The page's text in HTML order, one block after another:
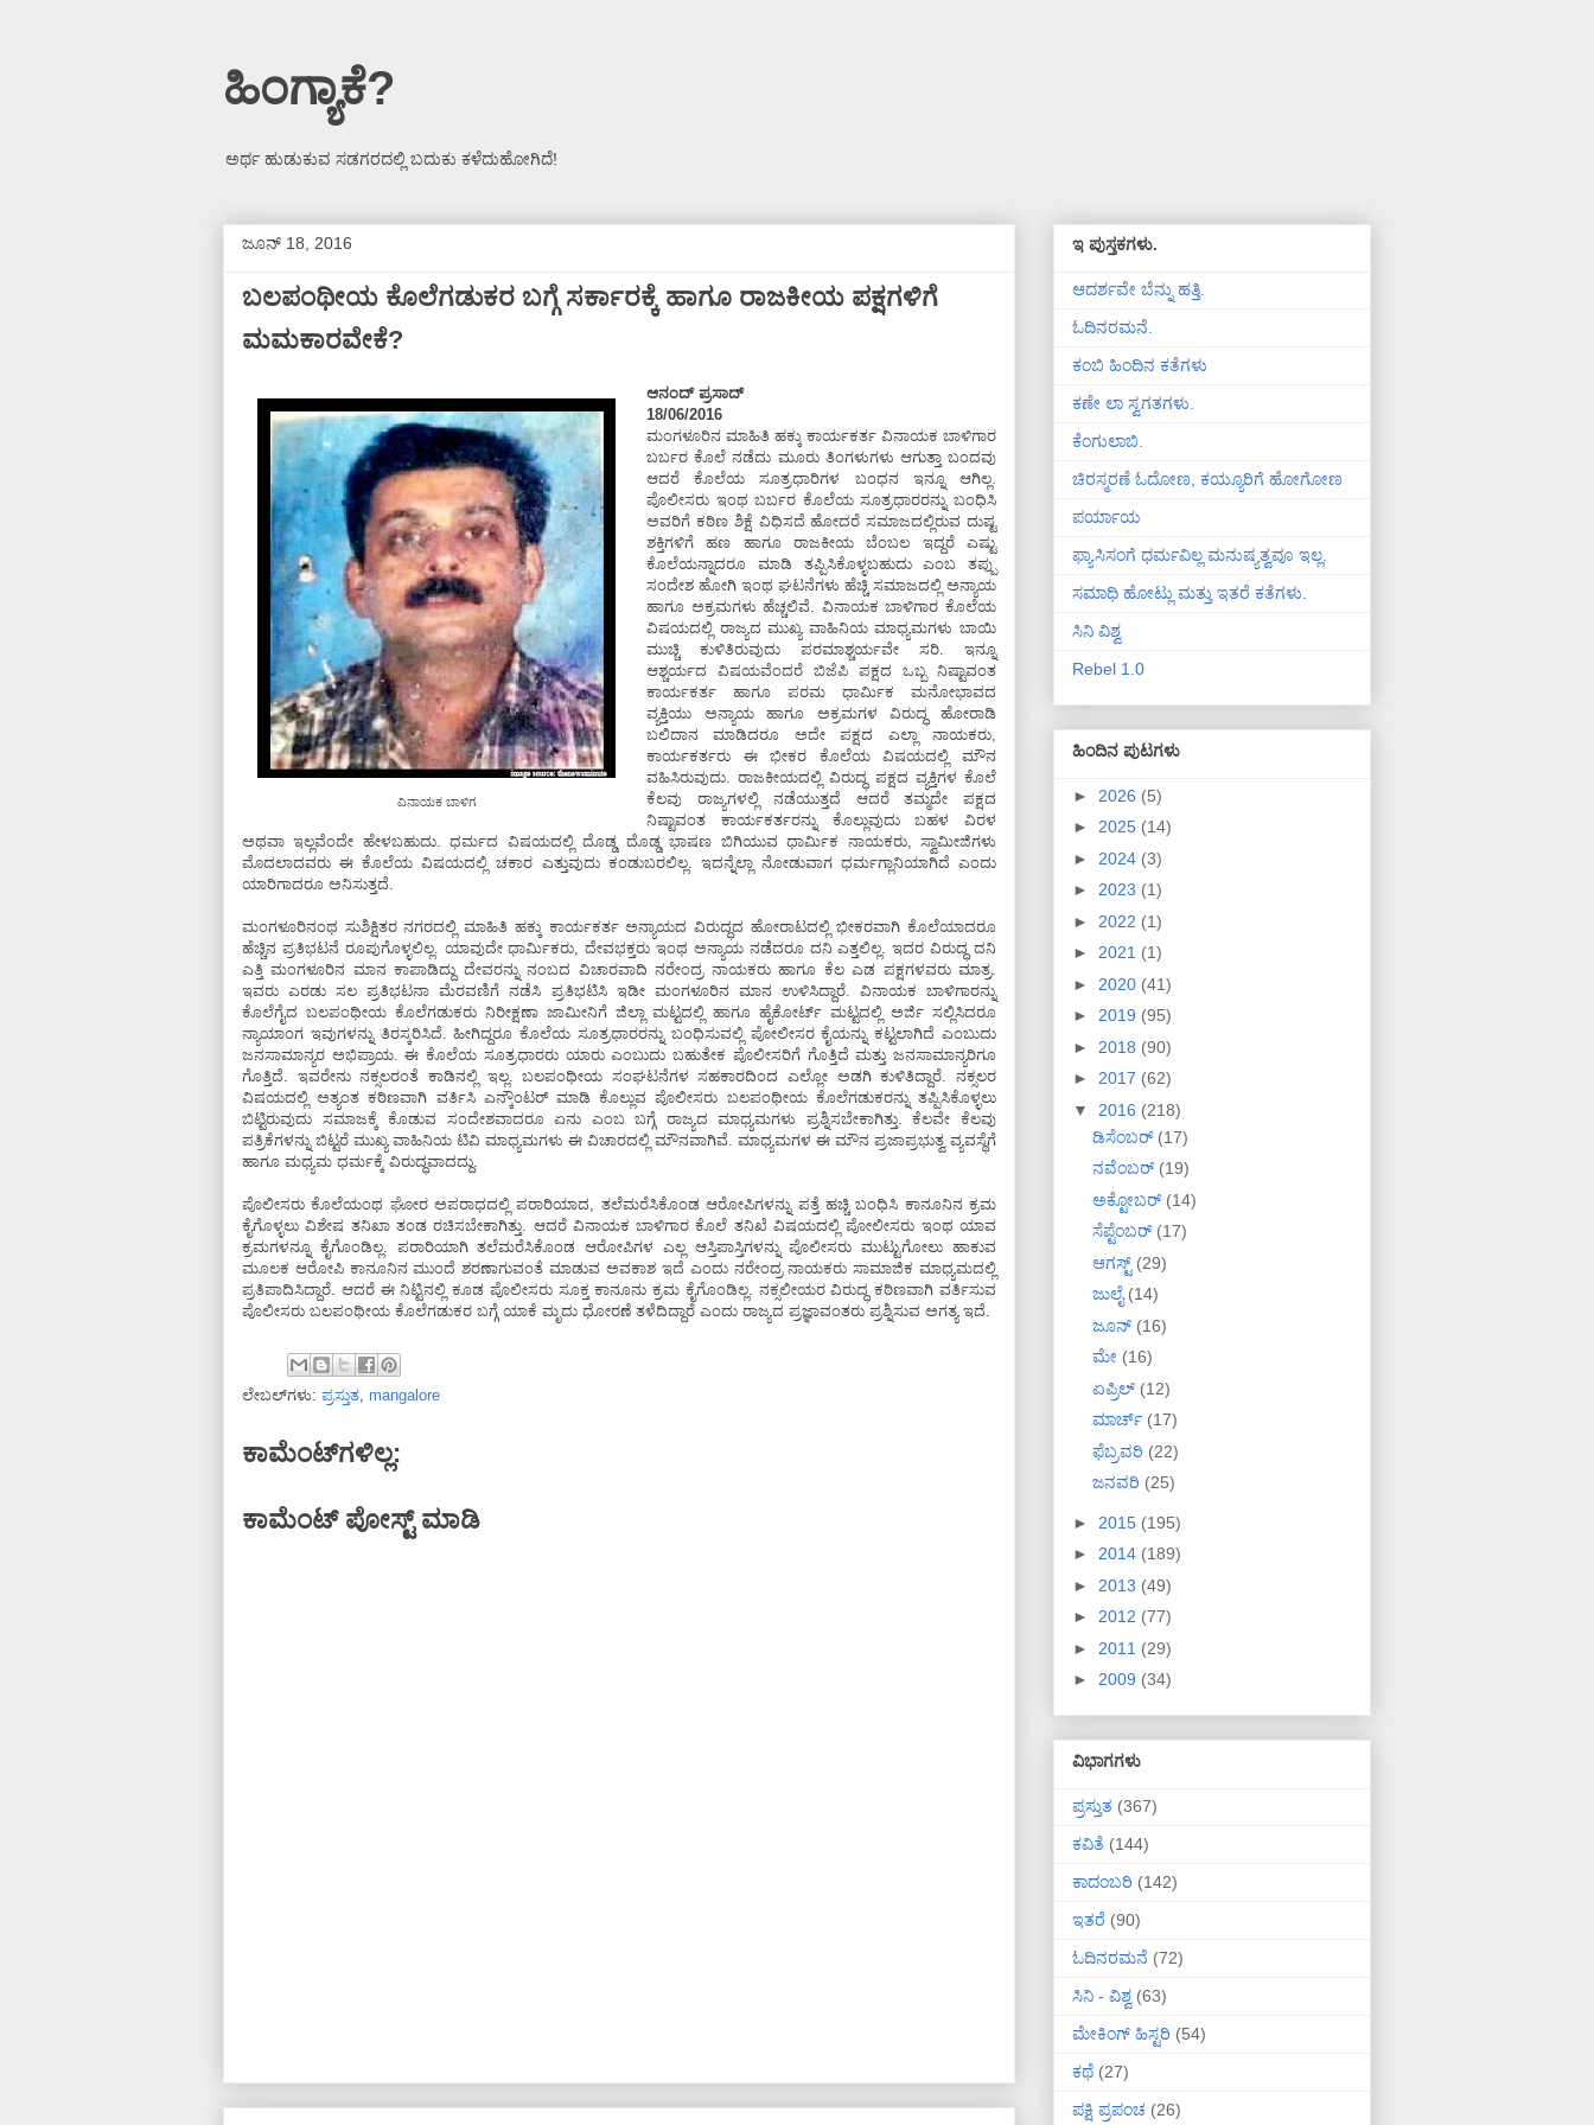
ಹಿಂಗ್ಯಾಕೆ?
ಅರ್ಥ ಹುಡುಕುವ ಸಡಗರದಲ್ಲಿ ಬದುಕು ಕಳೆದುಹೋಗಿದೆ!
ಜೂನ್ 18, 2016
ಬಲಪಂಥೀಯ ಕೊಲೆಗಡುಕರ ಬಗ್ಗೆ ಸರ್ಕಾರಕ್ಕೆ ಹಾಗೂ ರಾಜಕೀಯ ಪಕ್ಷಗಳಿಗೆ
ಮಮಕಾರವೇಕೆ?
ವಿನಾಯಕ ಬಾಳಿಗ
ಆನಂದ್ ಪ್ರಸಾದ್
18/06/2016
ಮಂಗಳೂರಿನ ಮಾಹಿತಿ ಹಕ್ಕು ಕಾರ್ಯಕರ್ತ ವಿನಾಯಕ ಬಾಳಿಗಾರ
ಬರ್ಬರ ಕೊಲೆ ನಡೆದು ಮೂರು ತಿಂಗಳುಗಳು ಆಗುತ್ತಾ ಬಂದವು
ಆದರೆ ಕೊಲೆಯ ಸೂತ್ರಧಾರಿಗಳ ಬಂಧನ ಇನ್ನೂ ಆಗಿಲ್ಲ.
ಪೊಲೀಸರು ಇಂಥ ಬರ್ಬರ ಕೊಲೆಯ ಸೂತ್ರಧಾರರನ್ನು ಬಂಧಿಸಿ
ಅವರಿಗೆ ಕಠಿಣ ಶಿಕ್ಷೆ ವಿಧಿಸದೆ ಹೋದರೆ ಸಮಾಜದಲ್ಲಿರುವ ದುಷ್ಟ
ಶಕ್ತಿಗಳಿಗೆ ಹಣ ಹಾಗೂ ರಾಜಕೀಯ ಬೆಂಬಲ ಇದ್ದರೆ ಎಷ್ಟು
ಕೊಲೆಯನ್ನಾದರೂ ಮಾಡಿ ತಪ್ಪಿಸಿಕೊಳ್ಳಬಹುದು ಎಂಬ ತಪ್ಪು
ಸಂದೇಶ ಹೋಗಿ ಇಂಥ ಘಟನೆಗಳು ಹೆಚ್ಚಿ ಸಮಾಜದಲ್ಲಿ ಅನ್ಯಾಯ
ಹಾಗೂ ಅಕ್ರಮಗಳು ಹೆಚ್ಚಲಿವೆ. ವಿನಾಯಕ ಬಾಳಿಗಾರ ಕೊಲೆಯ
ವಿಷಯದಲ್ಲಿ ರಾಜ್ಯದ ಮುಖ್ಯ ವಾಹಿನಿಯ ಮಾಧ್ಯಮಗಳು ಬಾಯಿ
ಮುಚ್ಚಿ ಕುಳಿತಿರುವುದು ಪರಮಾಶ್ಚರ್ಯವೇ ಸರಿ. ಇನ್ನೂ
ಆಶ್ಚರ್ಯದ ವಿಷಯವೆಂದರೆ ಬಿಜೆಪಿ ಪಕ್ಷದ ಒಬ್ಬ ನಿಷ್ಟಾವಂತ
ಕಾರ್ಯಕರ್ತ ಹಾಗೂ ಪರಮ ಧಾರ್ಮಿಕ ಮನೋಭಾವದ
ವ್ಯಕ್ತಿಯು ಅನ್ಯಾಯ ಹಾಗೂ ಅಕ್ರಮಗಳ ವಿರುದ್ಧ ಹೋರಾಡಿ
ಬಲಿದಾನ ಮಾಡಿದರೂ ಅದೇ ಪಕ್ಷದ ಎಲ್ಲಾ ನಾಯಕರು,
ಕಾರ್ಯಕರ್ತರು ಈ ಭೀಕರ ಕೊಲೆಯ ವಿಷಯದಲ್ಲಿ ಮೌನ
ವಹಿಸಿರುವುದು. ರಾಜಕೀಯದಲ್ಲಿ ವಿರುದ್ಧ ಪಕ್ಷದ ವ್ಯಕ್ತಿಗಳ ಕೊಲೆ
ಕೆಲವು ರಾಜ್ಯಗಳಲ್ಲಿ ನಡೆಯುತ್ತದೆ ಆದರೆ ತಮ್ಮದೇ ಪಕ್ಷದ
ನಿಷ್ಟಾವಂತ ಕಾರ್ಯಕರ್ತರನ್ನು ಕೊಲ್ಲುವುದು ಬಹಳ ವಿರಳ
ಅಥವಾ ಇಲ್ಲವೆಂದೇ ಹೇಳಬಹುದು. ಧರ್ಮದ ವಿಷಯದಲ್ಲಿ ದೊಡ್ಡ ದೊಡ್ಡ ಭಾಷಣ ಬಿಗಿಯುವ ಧಾರ್ಮಿಕ ನಾಯಕರು, ಸ್ವಾಮೀಜಿಗಳು
ಮೊದಲಾದವರು ಈ ಕೊಲೆಯ ವಿಷಯದಲ್ಲಿ ಚಕಾರ ಎತ್ತುವುದು ಕಂಡುಬರಲಿಲ್ಲ. ಇದನ್ನೆಲ್ಲಾ ನೋಡುವಾಗ ಧರ್ಮಗ್ಲಾನಿಯಾಗಿದೆ ಎಂದು
ಯಾರಿಗಾದರೂ ಅನಿಸುತ್ತದೆ.
ಮಂಗಳೂರಿನಂಥ ಸುಶಿಕ್ಷಿತರ ನಗರದಲ್ಲಿ ಮಾಹಿತಿ ಹಕ್ಕು ಕಾರ್ಯಕರ್ತ ಅನ್ಯಾಯದ ವಿರುದ್ಧದ ಹೋರಾಟದಲ್ಲಿ ಭೀಕರವಾಗಿ ಕೊಲೆಯಾದರೂ
ಹೆಚ್ಚಿನ ಪ್ರತಿಭಟನೆ ರೂಪುಗೊಳ್ಳಲಿಲ್ಲ. ಯಾವುದೇ ಧಾರ್ಮಿಕರು, ದೇವಭಕ್ತರು ಇಂಥ ಅನ್ಯಾಯ ನಡೆದರೂ ದನಿ ಎತ್ತಲಿಲ್ಲ. ಇದರ ವಿರುದ್ಧ ದನಿ
ಎತ್ತಿ ಮಂಗಳೂರಿನ ಮಾನ ಕಾಪಾಡಿದ್ದು ದೇವರನ್ನು ನಂಬದ ವಿಚಾರವಾದಿ ನರೇಂದ್ರ ನಾಯಕರು ಹಾಗೂ ಕೆಲ ಎಡ ಪಕ್ಷಗಳವರು ಮಾತ್ರ.
ಇವರು ಎರಡು ಸಲ ಪ್ರತಿಭಟನಾ ಮೆರವಣಿಗೆ ನಡೆಸಿ ಪ್ರತಿಭಟಿಸಿ ಇಡೀ ಮಂಗಳೂರಿನ ಮಾನ ಉಳಿಸಿದ್ದಾರೆ. ವಿನಾಯಕ ಬಾಳಿಗಾರನ್ನು
ಕೊಲೆಗೈದ ಬಲಪಂಥೀಯ ಕೊಲೆಗಡುಕರು ನಿರೀಕ್ಷಣಾ ಜಾಮೀನಿಗೆ ಜಿಲ್ಲಾ ಮಟ್ಟದಲ್ಲಿ ಹಾಗೂ ಹೈಕೋರ್ಟ್ ಮಟ್ಟದಲ್ಲಿ ಅರ್ಜಿ ಸಲ್ಲಿಸಿದರೂ
ನ್ಯಾಯಾಂಗ ಇವುಗಳನ್ನು ತಿರಸ್ಕರಿಸಿದೆ. ಹೀಗಿದ್ದರೂ ಕೊಲೆಯ ಸೂತ್ರಧಾರರನ್ನು ಬಂಧಿಸುವಲ್ಲಿ ಪೋಲೀಸರ ಕೈಯನ್ನು ಕಟ್ಟಲಾಗಿದೆ ಎಂಬುದು
ಜನಸಾಮಾನ್ಯರ ಅಭಿಪ್ರಾಯ. ಈ ಕೊಲೆಯ ಸೂತ್ರಧಾರರು ಯಾರು ಎಂಬುದು ಬಹುತೇಕ ಪೊಲೀಸರಿಗೆ ಗೊತ್ತಿದೆ ಮತ್ತು ಜನಸಾಮಾನ್ಯರಿಗೂ
ಗೊತ್ತಿದೆ. ಇವರೇನು ನಕ್ಸಲರಂತೆ ಕಾಡಿನಲ್ಲಿ ಇಲ್ಲ. ಬಲಪಂಥೀಯ ಸಂಘಟನೆಗಳ ಸಹಕಾರದಿಂದ ಎಲ್ಲೋ ಅಡಗಿ ಕುಳಿತಿದ್ದಾರೆ. ನಕ್ಸಲರ
ವಿಷಯದಲ್ಲಿ ಅತ್ಯಂತ ಕಠಿಣವಾಗಿ ವರ್ತಿಸಿ ಎನ್ಕೌಂಟರ್ ಮಾಡಿ ಕೊಲ್ಲುವ ಪೊಲೀಸರು ಬಲಪಂಥೀಯ ಕೊಲೆಗಡುಕರನ್ನು ತಪ್ಪಿಸಿಕೊಳ್ಳಲು
ಬಿಟ್ಟಿರುವುದು ಸಮಾಜಕ್ಕೆ ಕೊಡುವ ಸಂದೇಶವಾದರೂ ಏನು ಎಂಬ ಬಗ್ಗೆ ರಾಜ್ಯದ ಮಾಧ್ಯಮಗಳು ಪ್ರಶ್ನಿಸಬೇಕಾಗಿತ್ತು. ಕೆಲವೇ ಕೆಲವು
ಪತ್ರಿಕೆಗಳನ್ನು ಬಿಟ್ಟರೆ ಮುಖ್ಯ ವಾಹಿನಿಯ ಟಿವಿ ಮಾಧ್ಯಮಗಳು ಈ ವಿಚಾರದಲ್ಲಿ ಮೌನವಾಗಿವೆ. ಮಾಧ್ಯಮಗಳ ಈ ಮೌನ ಪ್ರಜಾಪ್ರಭುತ್ವ ವ್ಯವಸ್ಥೆಗೆ
ಹಾಗೂ ಮಧ್ಯಮ ಧರ್ಮಕ್ಕೆ ವಿರುದ್ಧವಾದದ್ದು.
ಪೊಲೀಸರು ಕೊಲೆಯಂಥ ಘೋರ ಅಪರಾಧದಲ್ಲಿ ಪರಾರಿಯಾದ, ತಲೆಮರೆಸಿಕೊಂಡ ಆರೋಪಿಗಳನ್ನು ಪತ್ತೆ ಹಚ್ಚಿ ಬಂಧಿಸಿ ಕಾನೂನಿನ ಕ್ರಮ
ಕೈಗೊಳ್ಳಲು ವಿಶೇಷ ತನಿಖಾ ತಂಡ ರಚಿಸಬೇಕಾಗಿತ್ತು. ಆದರೆ ವಿನಾಯಕ ಬಾಳಿಗಾರ ಕೊಲೆ ತನಿಖೆ ವಿಷಯದಲ್ಲಿ ಪೋಲೀಸರು ಇಂಥ ಯಾವ
ಕ್ರಮಗಳನ್ನೂ ಕೈಗೊಂಡಿಲ್ಲ. ಪರಾರಿಯಾಗಿ ತಲೆಮರೆಸಿಕೊಂಡ ಆರೋಪಿಗಳ ಎಲ್ಲ ಆಸ್ತಿಪಾಸ್ತಿಗಳನ್ನು ಪೊಲೀಸರು ಮುಟ್ಟುಗೋಲು ಹಾಕುವ
ಮೂಲಕ ಆರೋಪಿ ಕಾನೂನಿನ ಮುಂದೆ ಶರಣಾಗುವಂತೆ ಮಾಡುವ ಅವಕಾಶ ಇದೆ ಎಂದು ನರೇಂದ್ರ ನಾಯಕರು ಸಾಮಾಜಿಕ ಮಾಧ್ಯಮದಲ್ಲಿ
ಪ್ರತಿಪಾದಿಸಿದ್ದಾರೆ. ಆದರೆ ಈ ನಿಟ್ಟಿನಲ್ಲಿ ಕೂಡ ಪೊಲೀಸರು ಸೂಕ್ತ ಕಾನೂನು ಕ್ರಮ ಕೈಗೊಂಡಿಲ್ಲ. ನಕ್ಸಲೀಯರ ವಿರುದ್ಧ ಕಠಿಣವಾಗಿ ವರ್ತಿಸುವ
ಪೊಲೀಸರು ಬಲಪಂಥೀಯ ಕೊಲೆಗಡುಕರ ಬಗ್ಗೆ ಯಾಕೆ ಮೃದು ಧೋರಣೆ ತಳೆದಿದ್ದಾರೆ ಎಂದು ರಾಜ್ಯದ ಪ್ರಜ್ಞಾವಂತರು ಪ್ರಶ್ನಿಸುವ ಅಗತ್ಯ ಇದೆ.
ಲೇಬಲ್‌ಗಳು: ಪ್ರಸ್ತುತ, mangalore
ಕಾಮೆಂಟ್‌ಗಳಿಲ್ಲ:
ಕಾಮೆಂಟ್‌‌ ಪೋಸ್ಟ್‌ ಮಾಡಿ
ಇ ಪುಸ್ತಕಗಳು.
ಆದರ್ಶವೇ ಬೆನ್ನು ಹತ್ತಿ.
ಓದಿನರಮನೆ.
ಕಂಬಿ ಹಿಂದಿನ ಕತೆಗಳು
ಕಣೇ ಲಾ ಸ್ವಗತಗಳು.
ಕೆಂಗುಲಾಬಿ.
ಚಿರಸ್ಮರಣೆ ಓದೋಣ, ಕಯ್ಯೂರಿಗೆ ಹೋಗೋಣ
ಪರ್ಯಾಯ
ಫ್ಯಾಸಿಸಂಗೆ ಧರ್ಮವಿಲ್ಲ ಮನುಷ್ಯತ್ವವೂ ಇಲ್ಲ.
ಸಮಾಧಿ ಹೋಟ್ಲು ಮತ್ತು ಇತರೆ ಕತೆಗಳು.
ಸಿನಿ ವಿಶ್ವ
Rebel 1.0
ಹಿಂದಿನ ಪುಟಗಳು
► 2026 (5)
► 2025 (14)
► 2024 (3)
► 2023 (1)
► 2022 (1)
► 2021 (1)
► 2020 (41)
► 2019 (95)
► 2018 (90)
► 2017 (62)
▼ 2016 (218)
ಡಿಸೆಂಬರ್ (17)
ನವೆಂಬರ್ (19)
ಅಕ್ಟೋಬರ್ (14)
ಸೆಪ್ಟೆಂಬರ್ (17)
ಆಗಸ್ಟ್ (29)
ಜುಲೈ(14)
ಜೂನ್ (16)
ಮೇ (16)
ಏಪ್ರಿಲ್ (12)
ಮಾರ್ಚ್ (17)
ಫೆಬ್ರವರಿ (22)
ಜನವರಿ (25)
► 2015 (195)
► 2014 (189)
► 2013 (49)
► 2012 (77)
► 2011 (29)
► 2009 (34)
ವಿಭಾಗಗಳು
ಪ್ರಸ್ತುತ (367)
ಕವಿತೆ (144)
ಕಾದಂಬರಿ (142)
ಇತರೆ (90)
ಓದಿನರಮನೆ (72)
ಸಿನಿ - ವಿಶ್ವ (63)
ಮೇಕಿಂಗ್ ಹಿಸ್ಟರಿ (54)
ಕಥೆ (27)
ಪಕ್ಷಿ ಪ್ರಪಂಚ (26)